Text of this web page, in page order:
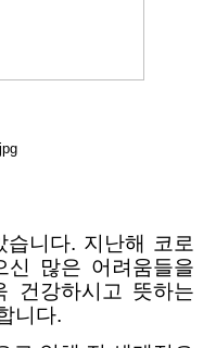
니다. 지난해 코로
신 많은 어려움들을
건강하시고 뜻하는
니다.